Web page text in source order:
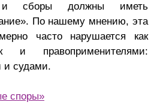
и сборы должны иметь
По нашему мнению, эта
часто нарушается как
и правоприменителями:
и судами.
споры»